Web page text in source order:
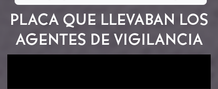
PLACA QUE LLEVABAN LOS
AGENTES DE VIGILANCIA